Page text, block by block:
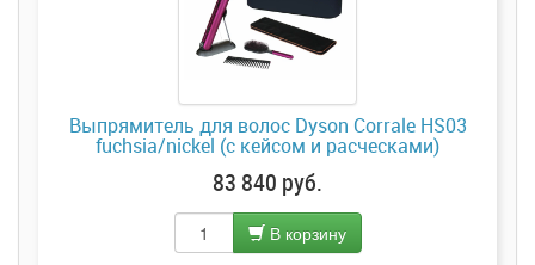
Выпрямитель для волос Dyson Corrale HS03
fuchsia/nickel (с кейсом и расческами)
83 840 руб.
В корзину